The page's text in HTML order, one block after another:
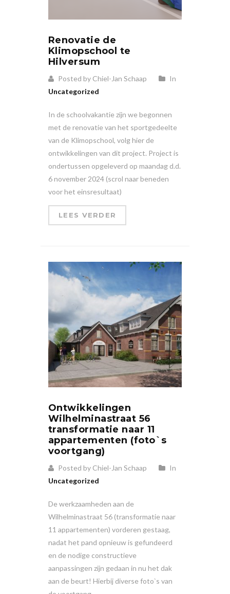
Renovatie de
Klimopschool te
Hilversum
Posted by Chiel-Jan Schaap
In
Uncategorized
In de schoolvakantie zijn we begonnen
met de renovatie van het sportgedeelte
van de Klimopschool, volg hier de
ontwikkelingen van dit project. Project is
ondertussen opgeleverd op maandag d.d.
6 november 2024 (scrol naar beneden
voor het einsresultaat)
LEES VERDER
Ontwikkelingen
Wilhelminastraat 56
transformatie naar 11
appartementen (foto`s
voortgang)
Posted by Chiel-Jan Schaap
In
Uncategorized
De werkzaamheden aan de
Wilhelminastraat 56 (transformatie naar
11 appartementen) vorderen gestaag,
nadat het pand opnieuw is gefundeerd
en de nodige constructieve
aanpassingen zijn gedaan in nu het dak
aan de beurt! Hierbij diverse foto`s van